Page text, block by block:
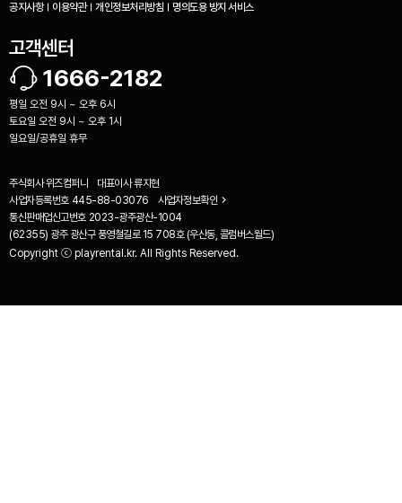
공지사항 이용약관 개인정보처리방침 명의도용 방지 서비스
고객센터
1666-2182
평일 오전 9시 ~ 오후 6시
토요일 오전 9시 ~ 오후 1시
일요일/공휴일 휴무
주식회사 위즈컴퍼니 대표이사 류지현
사업자등록번호 445-88-03076
사업자정보확인
통신판매업신고번호 2023-광주광산-1004
(62355) 광주 광산구 풍영철길로 15 708호 (우산동, 콜럼버스월드)
Copyright ⓒ playrental.kr. All Rights Reserved.